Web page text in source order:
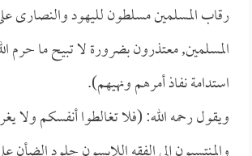
رقاب المسلمين مسلطون لليهود والنصارى
المسلمين, معتذرون بضرورة لا تبيح ما حرم
استدامة نفاذ أمرهم ونهيهم).
ويقول رحمه الله: (فلا تغالطوا أنفسكم ولا